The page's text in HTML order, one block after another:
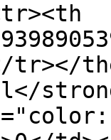
tr></